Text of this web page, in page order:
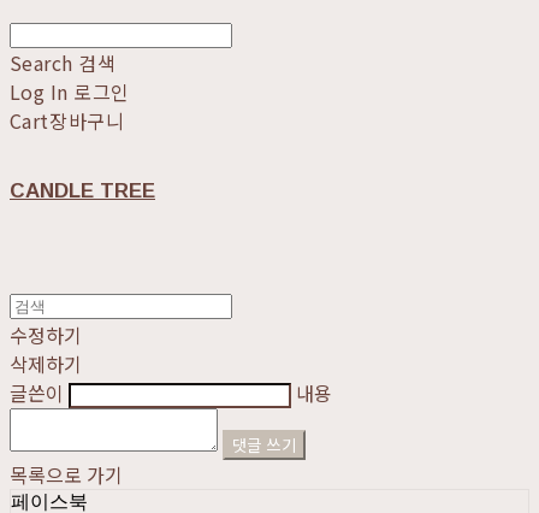
Search 검색
Log In 로그인
Cart장바구니
CANDLE TREE
수정하기
삭제하기
글쓴이
내용
댓글 쓰기
목록으로 가기
페이스북